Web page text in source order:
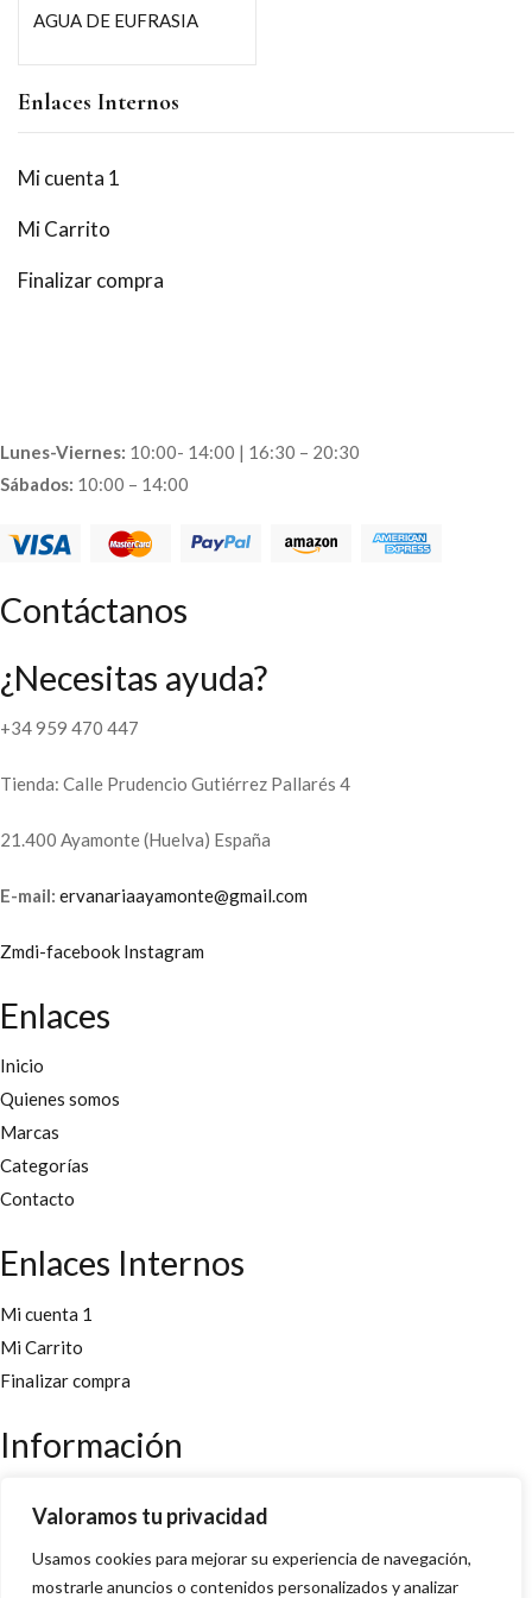
Valoramos tu privacidad
Usamos cookies para mejorar su experiencia de navegación,
mostrarle anuncios o contenidos personalizados y analizar
precio
original
era:
precio
actual
es:
AGUA DE EUFRASIA
Enlaces Internos
Mi cuenta 1
Mi Carrito
Finalizar compra
Lunes-Viernes: 10:00- 14:00 | 16:30 – 20:30
Sábados: 10:00 – 14:00
Contáctanos
¿Necesitas ayuda?
+34 959 470 447
Tienda: Calle Prudencio Gutiérrez Pallarés 4
21.400 Ayamonte (Huelva) España
E-mail: ervanariaayamonte@gmail.com
Zmdi-facebook Instagram
Enlaces
Inicio
Quienes somos
Marcas
Categorías
Contacto
Enlaces Internos
Mi cuenta 1
Mi Carrito
Finalizar compra
Información
Políticas y cookies
Política de privacidad y condiciones